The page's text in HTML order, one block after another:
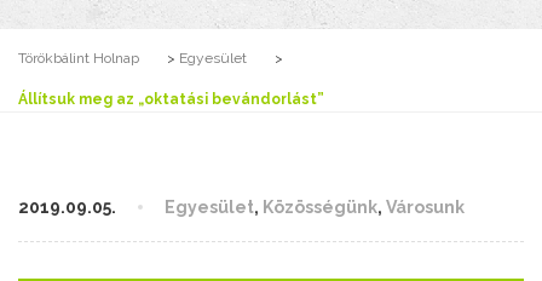
Törökbálint Holnap > Egyesület >
Állítsuk meg az „oktatási bevándorlást”
2019.09.05. Egyesület, Közösségünk, Városunk